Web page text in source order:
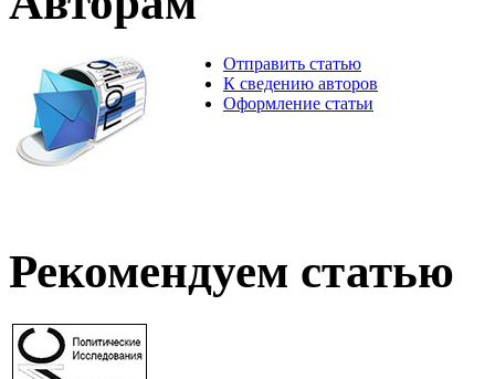
Отправить статью
К сведению авторов
Оформление статьи
Рекомендуем статью